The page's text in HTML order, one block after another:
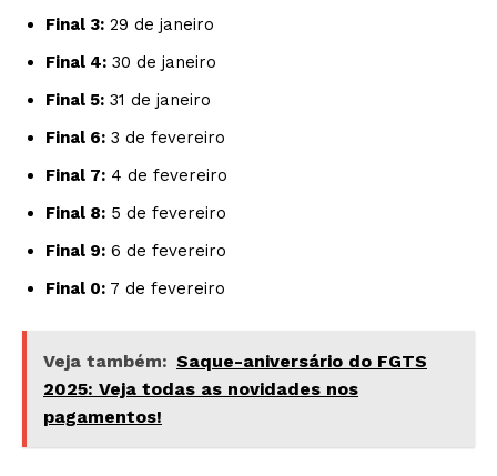
Final 3: 29 de janeiro
Final 4: 30 de janeiro
Final 5: 31 de janeiro
Final 6: 3 de fevereiro
Final 7: 4 de fevereiro
Final 8: 5 de fevereiro
Final 9: 6 de fevereiro
Final 0: 7 de fevereiro
Veja também: Saque-aniversário do FGTS
2025: Veja todas as novidades nos
pagamentos!